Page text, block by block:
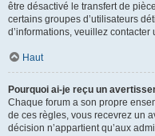
être désactivé le transfert de
certains groupes d’utilisateurs
d’informations, veuillez
Haut
Pourquoi ai-je reçu un
Chaque forum a son propre
de ces règles, vous recevrez un
décision n’appartient qu’aux